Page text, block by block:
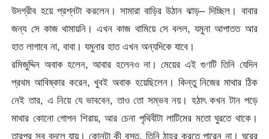
উদগ্রীব হয়ে প্রশ্নটা করলেন। সামারা বাড়ির উঠান ঝাড়– দিচ্ছিল। বাবার
জন্য সে কাজ থামায়নি। এখন কাজ থামিয়ে সে বলল, যমুনা আপাতত আর
হাত লাগাবে না, বাবা। যমুনার হাত এখন অন্যদিকে যাবে।
রমিজুদ্দিন অবাক হলেন, আবার হলেনও না। মেয়ের এই গুণটি তিনি যেদিন
প্রথম আবিষ্কার করেন, খুবই অবাক হয়েছিলেন। কিন্তু নিজের মাথার ঠিক
নেই তার, এ নিয়ে যে ভাববেন, তাও তো সম্ভব নয়। হঠাৎ কখন টান পড়ে
মাথার কোনো গোপন শিরায়, আর চেনা পৃথিবীটা লাটিমের মতো ঘুরতে থাকে।
তারপর সব বদলে যায়। কোনটা কী বস্তু, তিনি ঠাহর করতে পারেন না। ঘরের